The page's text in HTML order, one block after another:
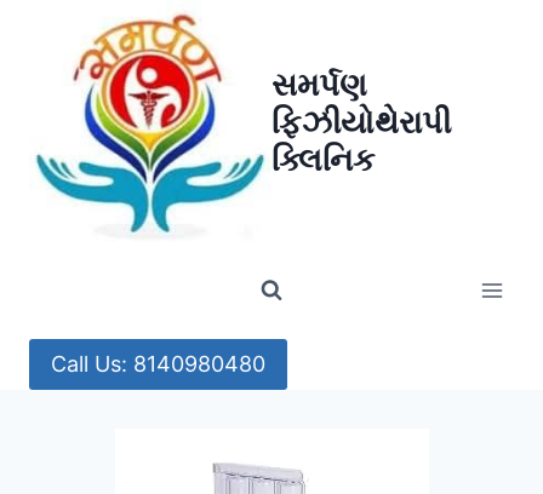
સમર્પણ
ફિઝીયોથેરાપી
ક્લિનિક
Call Us: 8140980480